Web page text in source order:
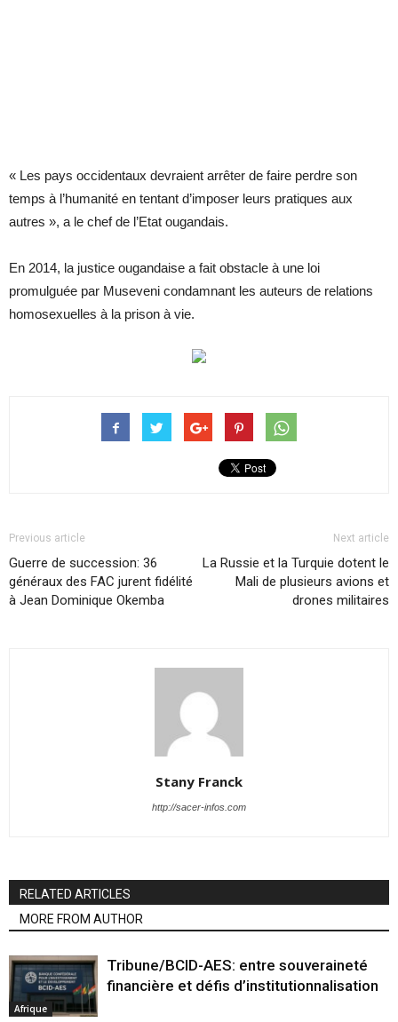
« Les pays occidentaux devraient arrêter de faire perdre son
temps à l’humanité en tentant d’imposer leurs pratiques aux
autres », a le chef de l’Etat ougandais.
En 2014, la justice ougandaise a fait obstacle à une loi
promulguée par Museveni condamnant les auteurs de relations
homosexuelles à la prison à vie.
Previous article
Guerre de succession: 36
généraux des FAC jurent fidélité
à Jean Dominique Okemba
Next article
La Russie et la Turquie dotent le
Mali de plusieurs avions et
drones militaires
Stany Franck
http://sacer-infos.com
RELATED ARTICLES
MORE FROM AUTHOR
Afrique
Tribune/BCID-AES: entre souveraineté
financière et défis d’institutionnalisation